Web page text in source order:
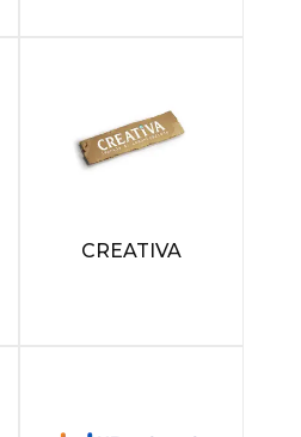
CREATIVA